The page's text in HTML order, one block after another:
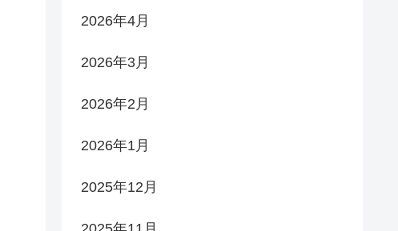
2026年4月
2026年3月
2026年2月
2026年1月
2025年12月